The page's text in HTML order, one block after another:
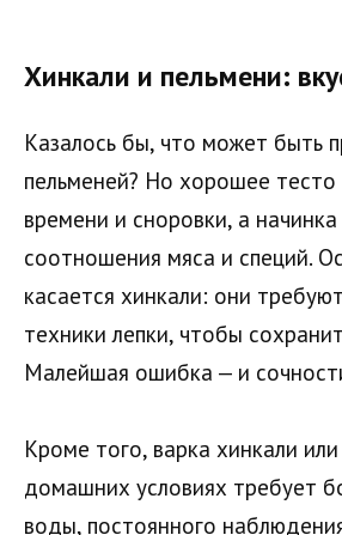
Хинкали и пельмени:
Казалось бы, что может быть
пельменей? Но хорошее тесто
времени и сноровки, а
соотношения мяса и специй.
касается хинкали: они
техники лепки, чтобы
Малейшая ошибка — и
Кроме того, варка хинкали
домашних условиях требует
воды, постоянного